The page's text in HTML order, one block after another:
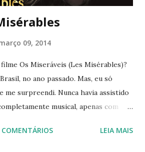
09, 2014
Os Miseráveis (Les Misérables)?
no ano passado. Mas, eu só
me surpreendi. Nunca havia assistido
musical, apenas com
Com um elenco invejável: Hugh
COMENTÁRIOS LEIA MAIS